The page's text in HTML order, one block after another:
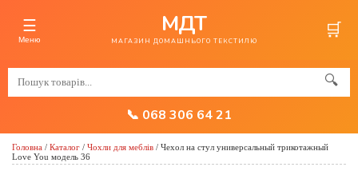
☰
Меню
МДТ
МАГАЗИН ДОМАШНЬОГО ТЕКСТИЛЮ 🛒
🔍
📞 068 306 64 21
Головна / Каталог / Чохли для меблів / Чехол на стул универсальный трикотажный
Love You модель 36